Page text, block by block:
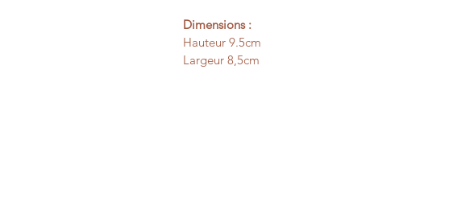
Dimensions :
Hauteur 9.5cm
Largeur 8,5cm